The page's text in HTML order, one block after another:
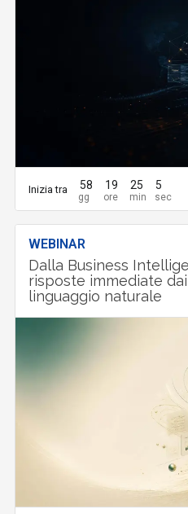
Inizia tra 58 19 25 4
WEBINAR
Dalla Business
risposte immediate
linguaggio naturale